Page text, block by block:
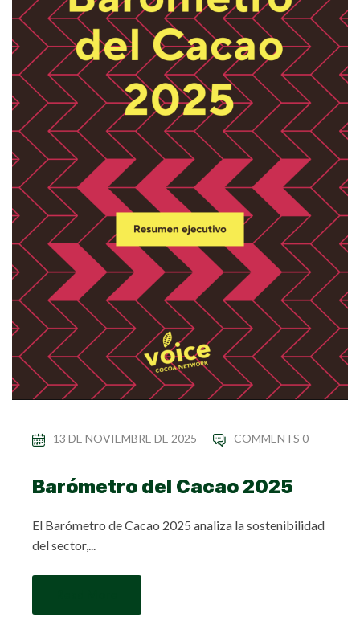
13 DE NOVIEMBRE DE 2025 COMMENTS 0
Barómetro del Cacao 2025
El Barómetro de Cacao 2025 analiza la sostenibilidad
del sector,...